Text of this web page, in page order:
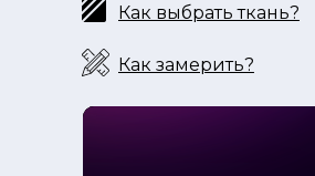
Как выбрать ткань?
Как замерить?